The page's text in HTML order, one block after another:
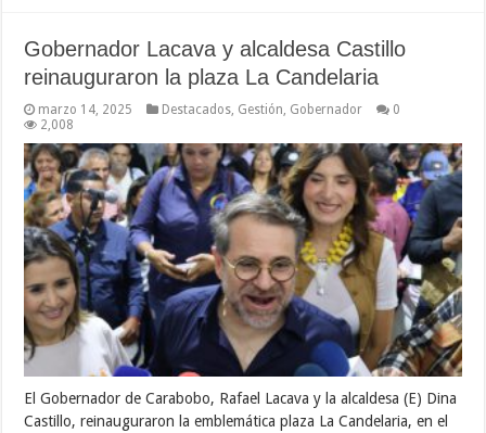
Gobernador Lacava y alcaldesa Castillo
reinauguraron la plaza La Candelaria
marzo 14, 2025 Destacados, Gestión, Gobernador
0
2,008
El Gobernador de Carabobo, Rafael Lacava y la alcaldesa (E) Dina
Castillo, reinauguraron la emblemática plaza La Candelaria, en el